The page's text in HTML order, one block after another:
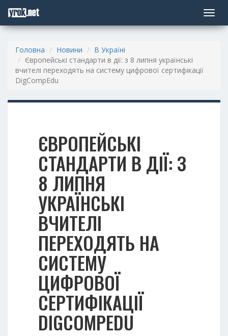
Toggle
Головна Новини
В Україні
Європейські стандарти в дії: з 8 липня українські
вчителі переходять на систему цифрової сертифікації
DigCompEdu
ЄВРОПЕЙСЬКІ
СТАНДАРТИ В ДІЇ: З
8 ЛИПНЯ
УКРАЇНСЬКІ
ВЧИТЕЛІ
ПЕРЕХОДЯТЬ НА
СИСТЕМУ
ЦИФРОВОЇ
СЕРТИФІКАЦІЇ
DIGCOMPEDU